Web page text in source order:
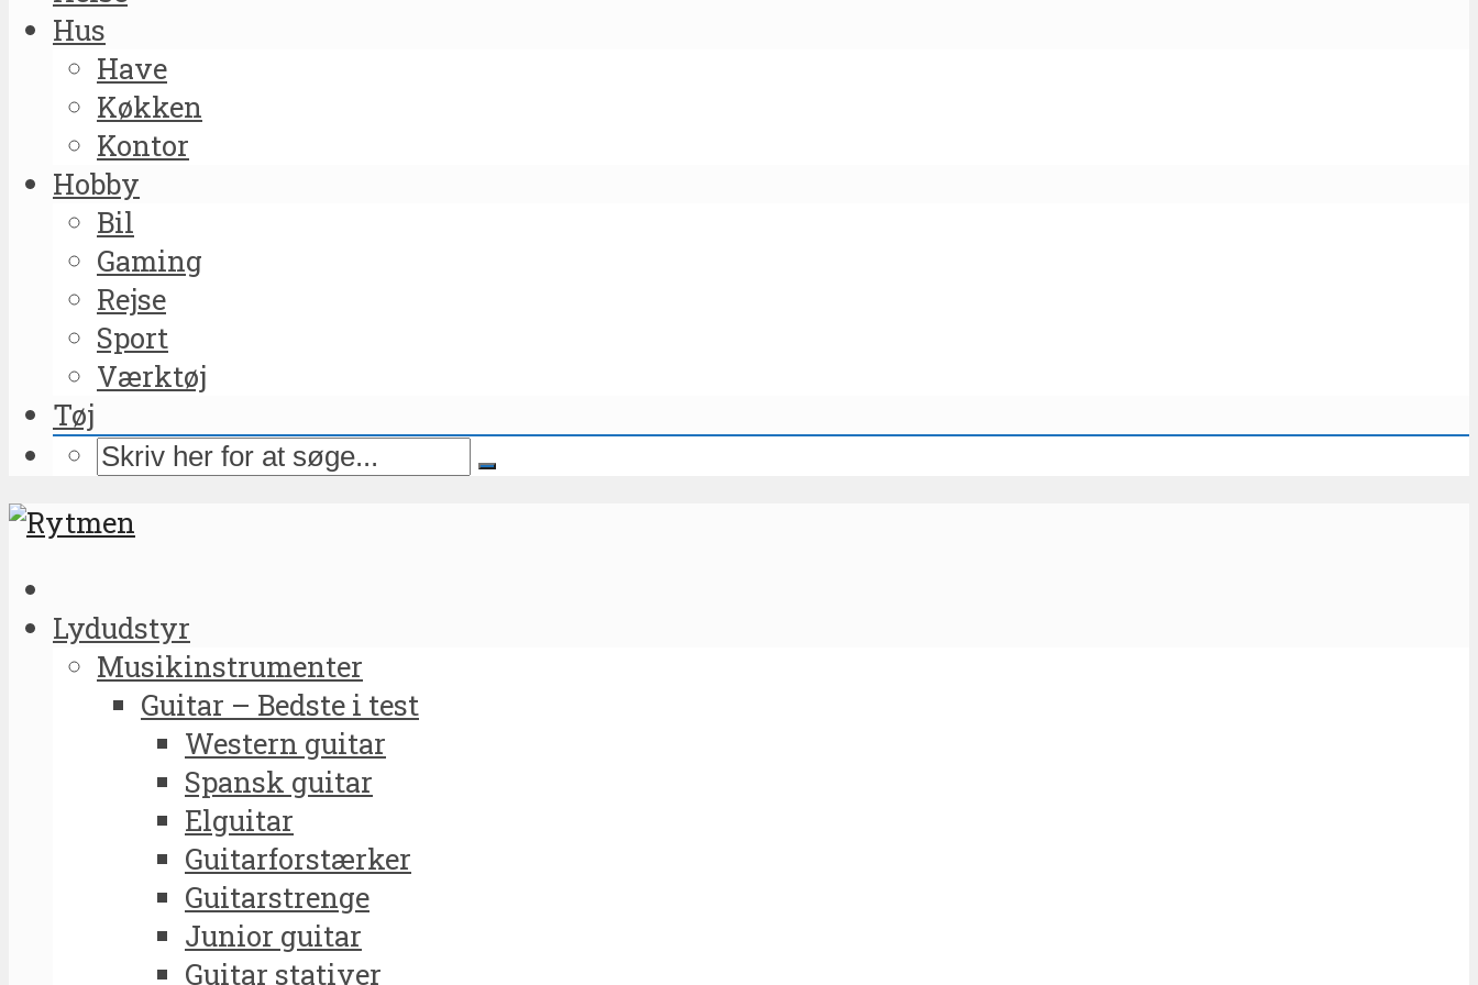
Hus
Have
Køkken
Kontor
Hobby
Bil
Gaming
Rejse
Sport
Værktøj
Tøj
Lydudstyr
Musikinstrumenter
Guitar – Bedste i test
Western guitar
Spansk guitar
Elguitar
Guitarforstærker
Guitarstrenge
Junior guitar
Guitar stativer